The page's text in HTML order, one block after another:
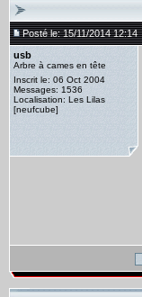
Posté le: 15/11/2014 12:14
usb
Arbre à cames en tête
Inscrit le: 06 Oct 2004
Messages: 1536
Localisation: Les Lilas
[neufcube]